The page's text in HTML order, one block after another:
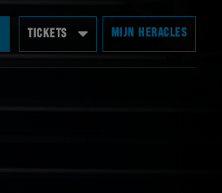
TICKETS MIJN HERACLES